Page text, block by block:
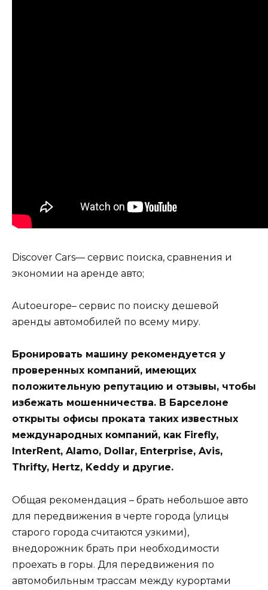
Discover Cars— сервис поиска, сравнения и
экономии на аренде авто;
Autoeurope– сервис по поиску дешевой
аренды автомобилей по всему миру.
Бронировать машину рекомендуется у
проверенных компаний, имеющих
положительную репутацию и отзывы, чтобы
избежать мошенничества. В Барселоне
открыты офисы проката таких известных
международных компаний, как Firefly,
InterRent, Alamo, Dollar, Enterprise, Avis,
Thrifty, Hertz, Keddy и другие.
Общая рекомендация – брать небольшое авто
для передвижения в черте города (улицы
старого города считаются узкими),
внедорожник брать при необходимости
проехать в горы. Для передвижения по
автомобильным трассам между курортами